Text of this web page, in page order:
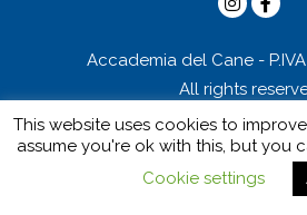
Accademia del Cane -
All rights
Privacy Policy
This website uses cookies to
assume you're ok with this, but you
Cookie settings